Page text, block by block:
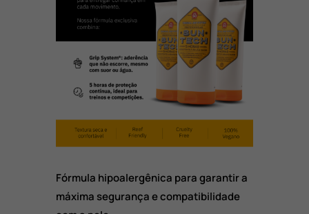
Fórmula hipoalergênica para garantir a
máxima segurança e compatibilidade